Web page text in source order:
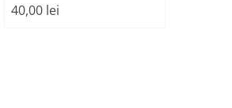
40,00 lei